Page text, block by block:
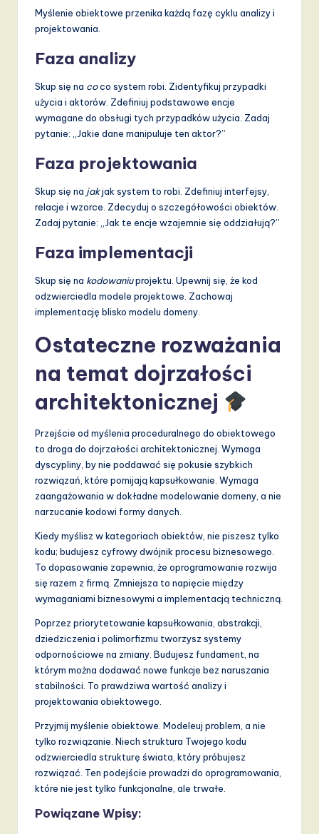
Myślenie obiektowe przenika każdą fazę cyklu analizy i
projektowania.
Faza analizy
Skup się na coco system robi. Zidentyfikuj przypadki
użycia i aktorów. Zdefiniuj podstawowe encje
wymagane do obsługi tych przypadków użycia. Zadaj
pytanie: „Jakie dane manipuluje ten aktor?”
Faza projektowania
Skup się na jakjak system to robi. Zdefiniuj interfejsy,
relacje i wzorce. Zdecyduj o szczegółowości obiektów.
Zadaj pytanie: „Jak te encje wzajemnie się oddziałują?”
Faza implementacji
Skup się na kodowaniuprojektu. Upewnij się, że kod
odzwierciedla modele projektowe. Zachowaj
implementację blisko modelu domeny.
Ostateczne rozważania
na temat dojrzałości
architektonicznej
Przejście od myślenia proceduralnego do obiektowego
to droga do dojrzałości architektonicznej. Wymaga
dyscypliny, by nie poddawać się pokusie szybkich
rozwiązań, które pomijają kapsułkowanie. Wymaga
zaangażowania w dokładne modelowanie domeny, a nie
narzucanie kodowi formy danych.
Kiedy myślisz w kategoriach obiektów, nie piszesz tylko
kodu; budujesz cyfrowy dwójnik procesu biznesowego.
To dopasowanie zapewnia, że oprogramowanie rozwija
się razem z firmą. Zmniejsza to napięcie między
wymaganiami biznesowymi a implementacją techniczną.
Poprzez priorytetowanie kapsułkowania, abstrakcji,
dziedziczenia i polimorfizmu tworzysz systemy
odpornościowe na zmiany. Budujesz fundament, na
którym można dodawać nowe funkcje bez naruszania
stabilności. To prawdziwa wartość analizy i
projektowania obiektowego.
Przyjmij myślenie obiektowe. Modeleuj problem, a nie
tylko rozwiązanie. Niech struktura Twojego kodu
odzwierciedla strukturę świata, który próbujesz
rozwiązać. Ten podejście prowadzi do oprogramowania,
które nie jest tylko funkcjonalne, ale trwałe.
Powiązane Wpisy: